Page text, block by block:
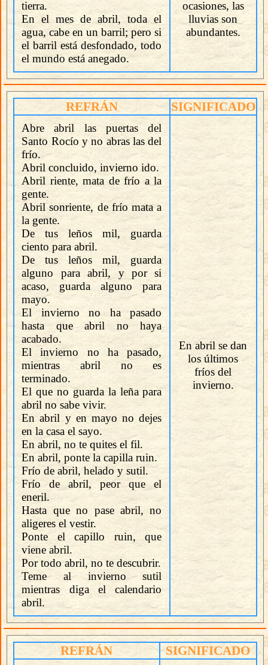
tierra.
En el mes de abril, toda el
agua, cabe en un barril; pero si
el barril está desfondado, todo
el mundo está anegado.
ocasiones, las
lluvias son
abundantes.
REFRÁN SIGNIFICADO
Abre abril las puertas del
Santo Rocío y no abras las del
frío.
Abril concluido, invierno ido.
Abril riente, mata de frío a la
gente.
Abril sonriente, de frío mata a
la gente.
De tus leños mil, guarda
ciento para abril.
De tus leños mil, guarda
alguno para abril, y por si
acaso, guarda alguno para
mayo.
El invierno no ha pasado
hasta que abril no haya
acabado.
El invierno no ha pasado,
mientras abril no es
terminado.
El que no guarda la leña para
abril no sabe vivir.
En abril y en mayo no dejes
en la casa el sayo.
En abril, no te quites el fil.
En abril, ponte la capilla ruin.
Frío de abril, helado y sutil.
Frío de abril, peor que el
eneril.
Hasta que no pase abril, no
aligeres el vestir.
Ponte el capillo ruin, que
viene abril.
Por todo abril, no te descubrir.
Teme al invierno sutil
mientras diga el calendario
abril.
En abril se dan
los últimos
fríos del
invierno.
REFRÁN SIGNIFICADO